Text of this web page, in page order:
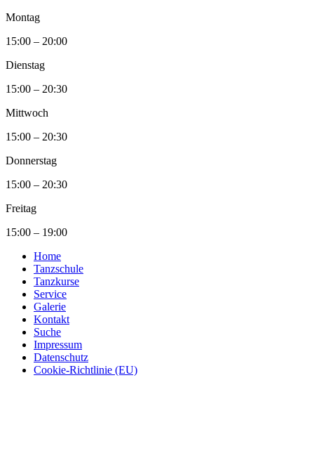
Montag
15:00 – 20:00
Dienstag
15:00 – 20:30
Mittwoch
15:00 – 20:30
Donnerstag
15:00 – 20:30
Freitag
15:00 – 19:00
Home
Tanzschule
Tanzkurse
Service
Galerie
Kontakt
Suche
Impressum
Datenschutz
Cookie-Richtlinie (EU)